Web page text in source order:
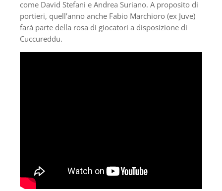
come David Stefani e Andrea Suriano. A proposito di
portieri, quell’anno anche Fabio Marchioro (ex Juve)
farà parte della rosa di giocatori a disposizione di
Cuccureddu.